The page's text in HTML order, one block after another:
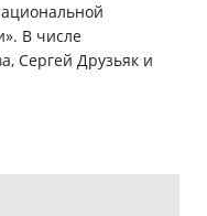
В числе
Сергей Друзьяк и